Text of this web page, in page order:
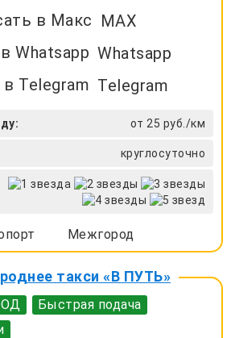
MAX
Whatsapp
Telegram
от 25 руб./км
круглосуточно
Межгород
такси «В ПУТЬ»
Быстрая подача